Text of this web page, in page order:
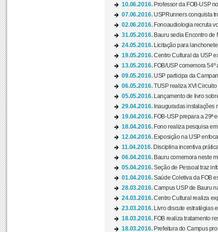
10.06.2016. Professor da FOB-USP
07.06.2016. USPRunners conquista
02.06.2016. Fonoaudiologia recruta
31.05.2016. Bauru sedia Encontro de
24.05.2016.
Licitação para
19.05.2016.Centro Cultural da USP
13.05.2016. FOB/USP comemora
09.05.2016. USP participa da
06.05.2016.TUSP realiza XVI Circuito
05.05.2016.
Lançamento de livro
29.04.2016. Inauguradas instalações
19.04.2016. FOB-USP prepara a 29ª
18.04.2016. Fono realiza pesquisa
12.04.2016. Exposição na USP
11.04.2016. Disciplina incentiva
06.04.2016. Bauru comemora neste
05.04.2016.Seção de Pessoal traz
01.04.2016.Saúde Coletiva da FOB
28.03.2016.Campus USP de Bauru
24.03.2016.Centro Cultural realiza
23.03.2016.
Livro discute estratégias
18.03.2016. FOB realiza tratamento
18.03.2016. Prefeitura do Campus